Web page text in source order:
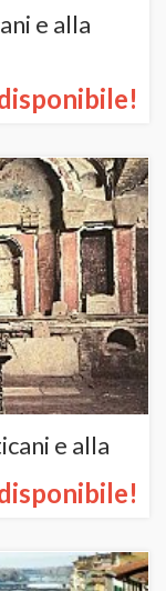
e alla
e alla